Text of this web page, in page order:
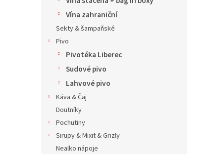
Vína zahraniční
Sekty & šampaňské
Pivo
Pivotéka Liberec
Sudové pivo
Lahvové pivo
Káva & Čaj
Doutníky
Pochutiny
Sirupy & Mixit & Grizly
Nealko nápoje